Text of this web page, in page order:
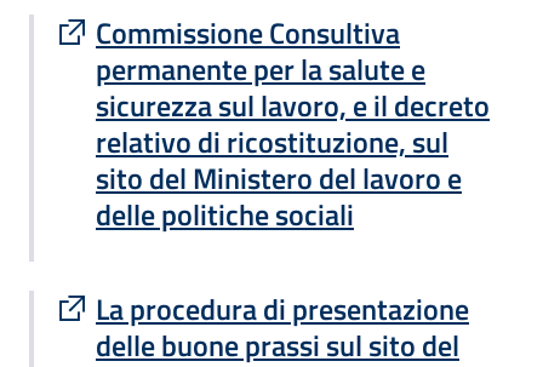
Commissione Consultiva
permanente per la salute e
sicurezza sul lavoro, e il decreto
relativo di ricostituzione, sul
sito del Ministero del lavoro e
delle politiche sociali
Sito esterno : apre una nuova finestra
La procedura di presentazione
delle buone prassi sul sito del
Sito esterno : apre una nuova finestra